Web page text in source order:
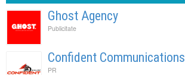
Ghost Agency
Publicitate
Confident Communications
PR